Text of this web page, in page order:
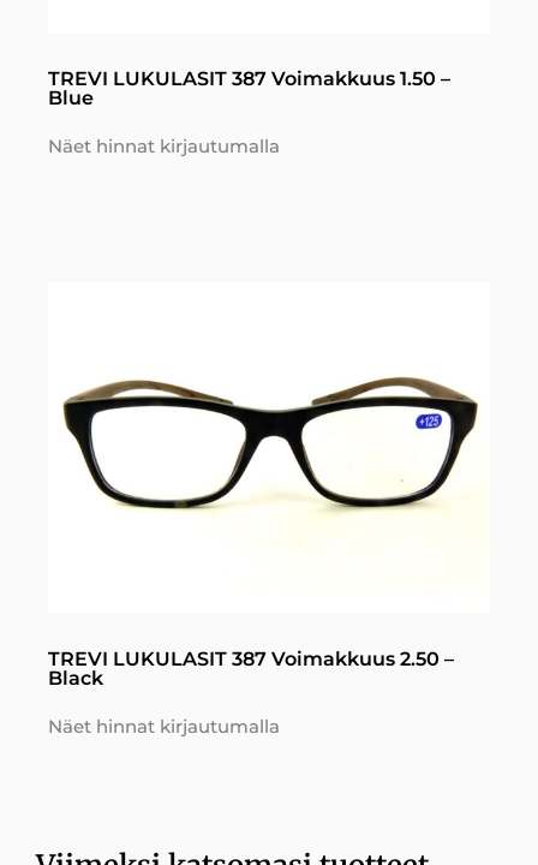
TREVI LUKULASIT 387 Voimakkuus 1.50 –
Blue
Näet hinnat kirjautumalla
TREVI LUKULASIT 387 Voimakkuus 2.50 –
Black
Näet hinnat kirjautumalla